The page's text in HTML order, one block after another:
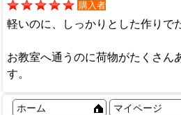
購入者
軽いのに、しっかりとした作りで
お教室へ通うのに荷物がたくさん
す。
ホーム マイページ